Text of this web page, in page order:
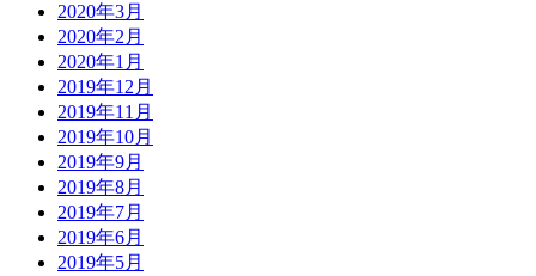
2020年3月
2020年2月
2020年1月
2019年12月
2019年11月
2019年10月
2019年9月
2019年8月
2019年7月
2019年6月
2019年5月